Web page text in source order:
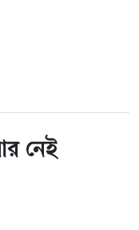
নেই